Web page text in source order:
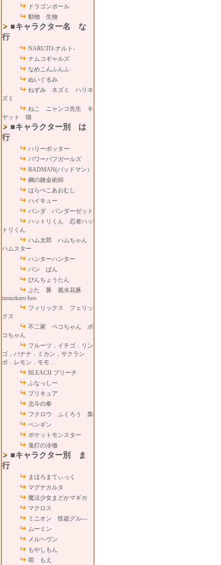
ドラゴンボール
動物 生物
■キャラクター名 な
行
NARUTO-ナルト-
ナムコギャルズ
なめこんふんふ
ぬいぐるみ
ねずみ ネズミ ハリネ
ズミ
ねこ ニャンコ先生 キ
ヤット 猫
■キャラクター別 は
行
ハリーポッター
パワーパフガールズ
BADMAN(バッドマン）
鋼の錬金術師
はらぺこあおむし
ハイキュー
バンダ パンダーゼット
ハットリくん 忍者ハッ
トリくん
ハム太郎 ハムちゃん
ハムスター
ハンターハンター
パン ぱん
びんちょうたん
ぶた 豚 風水花豚
monokuro boo
フィリックス フェリッ
クス
不二家 ペコちゃん ポ
コちゃん
フルーツ．イチゴ．リン
ゴ．バナナ．ミカン．サクラン
ボ．レモン．モモ．
BLEACH ブリーチ
ふなっしー
プリキュア
北斗の拳
フクロウ ふくろう 梟
ペンギン
ポケットモンスター
鬼灯の冷徹
■キャラクター別 ま
行
まほろまてぃっく
マグナカルタ
魔法少女まどかマギカ
マクロス
ミニオン 怪盗グル―
ムーミン
メルヘヴン
もやしもん
萌 もえ